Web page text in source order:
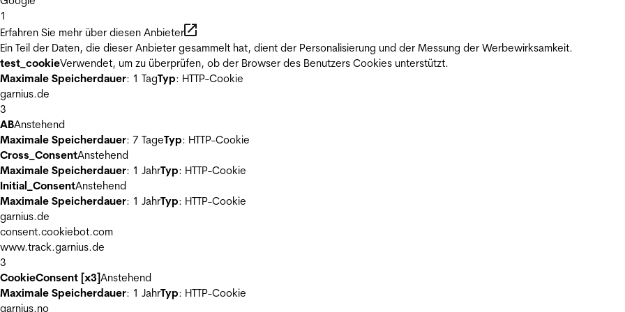
1
Erfahren Sie mehr über diesen Anbieter
Ein Teil der Daten, die dieser Anbieter gesammelt hat, dient der Personalisierung und der Messung der Werbewirksamkeit.
test_cookieVerwendet, um zu überprüfen, ob der Browser des Benutzers Cookies unterstützt.
Maximale Speicherdauer: 1 TagTyp: HTTP-Cookie
garnius.de
3
ABAnstehend
Maximale Speicherdauer: 7 TageTyp: HTTP-Cookie
Cross_ConsentAnstehend
Maximale Speicherdauer: 1 JahrTyp: HTTP-Cookie
Initial_ConsentAnstehend
Maximale Speicherdauer: 1 JahrTyp: HTTP-Cookie
garnius.de
consent.cookiebot.com
www.track.garnius.de
3
CookieConsent [x3]Anstehend
Maximale Speicherdauer: 1 JahrTyp: HTTP-Cookie
garnius.no